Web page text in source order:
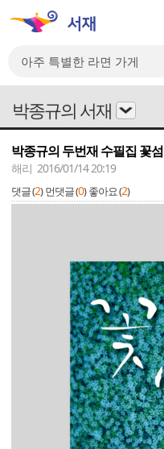
박종규의 서재
박종규의 두번재 수필집 꽃섬
해리 2016/01/14 20:19
댓글 (2) 먼댓글 (0) 좋아요 (2)